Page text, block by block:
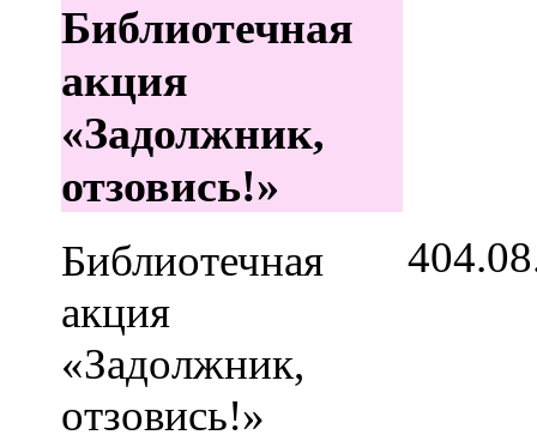
Библиотечная
акция
«Задолжник,
отзовись!»
Библиотечная
акция
«Задолжник,
отзовись!»
4